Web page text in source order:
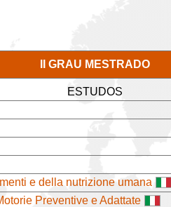
II GRAU MESTRADO
ESTUDOS
e della nutrizione umana
Preventive e Adattate